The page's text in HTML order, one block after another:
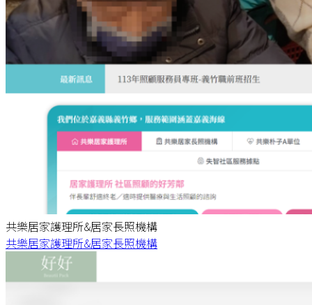
共樂居家護理所&居家長照機構
共樂居家護理所&居家長照機構